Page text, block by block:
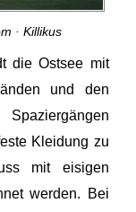
· Killikus
die Ostsee mit
und den
Kleidung zu
mit eisigen
werden. Bei